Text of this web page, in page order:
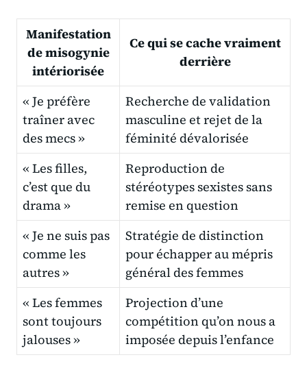
Manifestation
de misogynie
intériorisée
Ce qui se cache vraiment
derrière
« Je préfère
traîner avec
des mecs »
Recherche de validation
masculine et rejet de la
féminité dévalorisée
« Les filles,
c’est que du
drama »
Reproduction de
stéréotypes sexistes sans
remise en question
« Je ne suis pas
comme les
autres »
Stratégie de distinction
pour échapper au mépris
général des femmes
« Les femmes
sont toujours
jalouses »
Projection d’une
compétition qu’on nous a
imposée depuis l’enfance